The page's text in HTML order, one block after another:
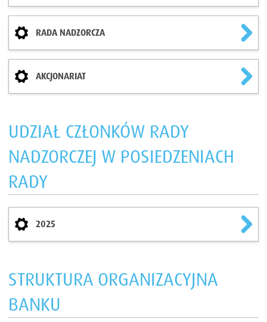
RADA NADZORCZA
AKCJONARIAT
UDZIAŁ CZŁONKÓW RADY
NADZORCZEJ W POSIEDZENIACH
RADY
2025
STRUKTURA ORGANIZACYJNA
BANKU